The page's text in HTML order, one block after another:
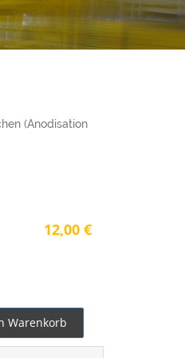
(Anodisation
12,00 €
Warenkorb